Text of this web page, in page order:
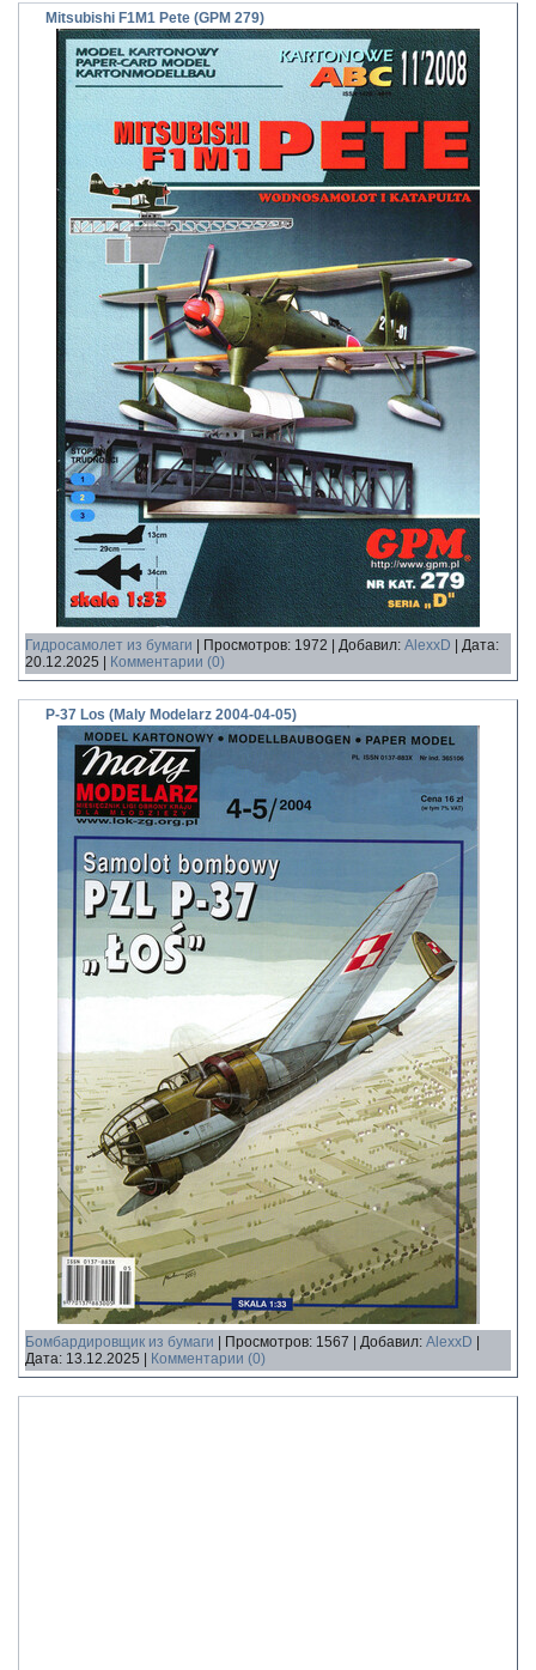
Mitsubishi F1M1 Pete (GPM 279)
Гидросамолет из бумаги Просмотров: 1972 Добавил: AlexxD
Дата:
20.12.2025
Комментарии (0)
P-37 Los (Maly Modelarz 2004-04-05)
Бомбардировщик из бумаги Просмотров: 1567 Добавил: AlexxD
Дата: 13.12.2025 Комментарии (0)